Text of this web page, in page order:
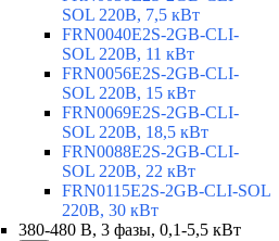
SOL 220В, 7,5 кВт
FRN0040E2S-2GB-CLI-
SOL 220В, 11 кВт
FRN0056E2S-2GB-CLI-
SOL 220В, 15 кВт
FRN0069E2S-2GB-CLI-
SOL 220В, 18,5 кВт
FRN0088E2S-2GB-CLI-
SOL 220В, 22 кВт
FRN0115E2S-2GB-CLI-SOL
220В, 30 кВт
380-480 В, 3 фазы, 0,1-5,5 кВт